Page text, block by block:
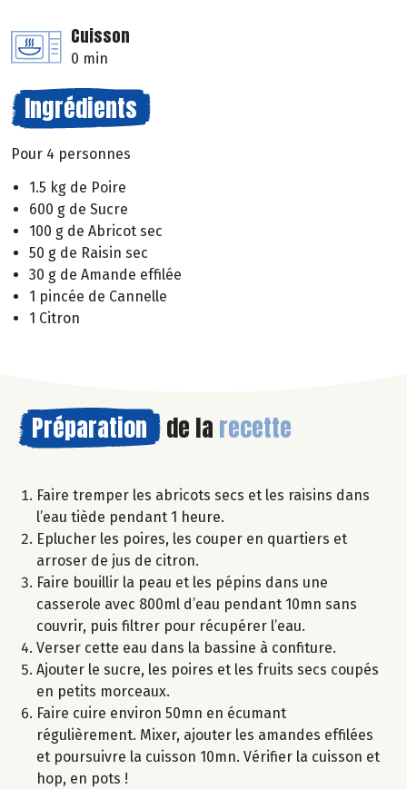
Cuisson
0 min
Ingrédients
Pour 4 personnes
1.5 kg de Poire
600 g de Sucre
100 g de Abricot sec
50 g de Raisin sec
30 g de Amande effilée
1 pincée de Cannelle
1 Citron
Préparation de la recette
Faire tremper les abricots secs et les raisins dans
l’eau tiède pendant 1 heure.
Eplucher les poires, les couper en quartiers et
arroser de jus de citron.
Faire bouillir la peau et les pépins dans une
casserole avec 800ml d’eau pendant 10mn sans
couvrir, puis filtrer pour récupérer l’eau.
Verser cette eau dans la bassine à confiture.
Ajouter le sucre, les poires et les fruits secs coupés
en petits morceaux.
Faire cuire environ 50mn en écumant
régulièrement. Mixer, ajouter les amandes effilées
et poursuivre la cuisson 10mn. Vérifier la cuisson et
hop, en pots !